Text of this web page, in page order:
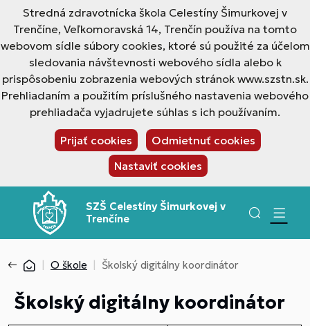
Stredná zdravotnícka škola Celestíny Šimurkovej v
Trenčíne, Veľkomoravská 14, Trenčín používa na tomto
webovom sídle súbory cookies, ktoré sú použité za účelom
sledovania návštevnosti webového sídla alebo k
prispôsobeniu zobrazenia webových stránok www.szstn.sk.
Prehliadaním a použitím príslušného nastavenia webového
prehliadača vyjadrujete súhlas s ich používaním.
Prijať cookies
Odmietnuť cookies
Nastaviť cookies
SZŠ Celestíny Šimurkovej v
Trenčíne
O škole Školský digitálny koordinátor
Školský digitálny koordinátor